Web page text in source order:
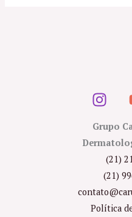
Grupo
(21)
(21)
Política